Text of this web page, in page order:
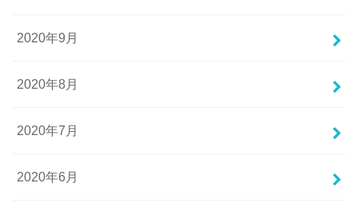
2020年9月
2020年8月
2020年7月
2020年6月